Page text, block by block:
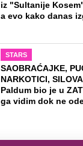
iz "Sultanije
a evo kako danas
STARS
SAOBRAĆAJKE,
NARKOTICI,
Paldum bio je u
ga vidim dok ne